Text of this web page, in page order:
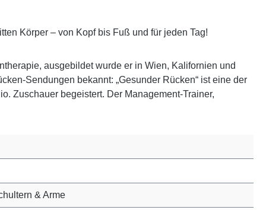
Körper – von Kopf bis Fuß und für jeden Tag!
ausgebildet wurde er in Wien, Kalifornien und
Sendungen bekannt: „Gesunder Rücken“ ist eine der
Zuschauer begeistert. Der Management-Trainer,
& Arme